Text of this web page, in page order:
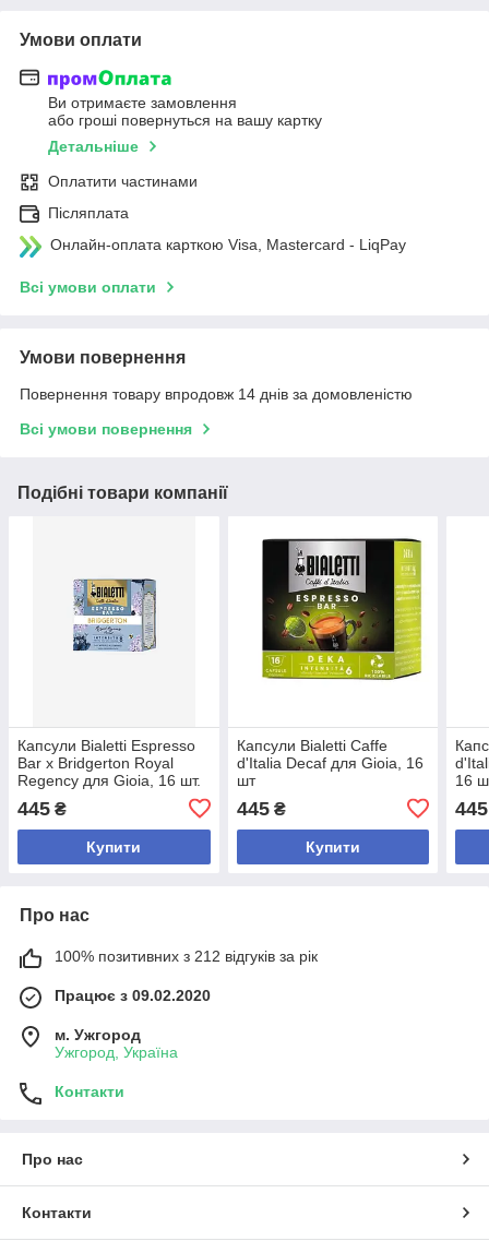
Умови оплати
Ви отримаєте замовлення
або гроші повернуться на вашу картку
Детальніше
Оплатити частинами
Післяплата
Онлайн-оплата карткою Visa, Mastercard - LiqPay
Всі умови оплати
Умови повернення
Повернення товару впродовж 14 днів за домовленістю
Всі умови повернення
Подібні товари компанії
Капсули Bialetti Espresso
Bar x Bridgerton Royal
Regency для Gioia, 16 шт.
445 ₴
Купити
Капсули Bialetti Caffe
d'Italia Decaf для Gioia, 16
шт
445₴
Купити
16
445
Про нас
100% позитивних з 212 відгуків за рік
Працює з 09.02.2020
м. Ужгород
Ужгород, Україна
Контакти
Про нас
Контакти